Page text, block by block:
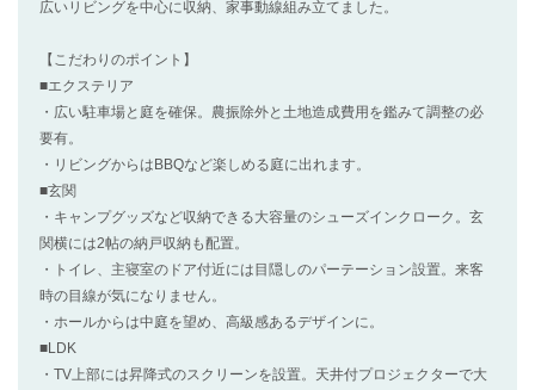
広いリビングを中心に収納、家事動線組み立てました。
【こだわりのポイント】
■エクステリア
・広い駐車場と庭を確保。農振除外と土地造成費用を鑑みて調整の必
要有。
・リビングからはBBQなど楽しめる庭に出れます。
■玄関
・キャンプグッズなど収納できる大容量のシューズインクローク。玄
関横には2帖の納戸収納も配置。
・トイレ、主寝室のドア付近には目隠しのパーテーション設置。来客
時の目線が気になりません。
・ホールからは中庭を望め、高級感あるデザインに。
■LDK
・TV上部には昇降式のスクリーンを設置。天井付プロジェクターで大